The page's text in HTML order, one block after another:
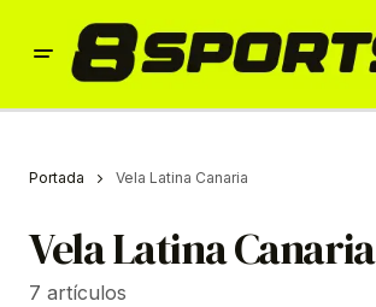
Portada Vela Latina Canaria
Vela Latina Canaria
7 artículos